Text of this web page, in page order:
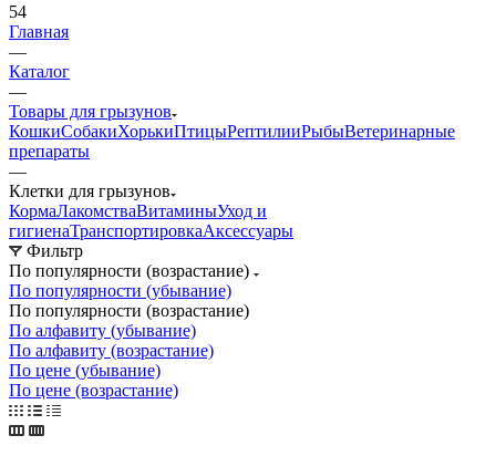
54
Главная
—
Каталог
—
Товары для грызунов
КошкиСобакиХорькиПтицыРептилииРыбыВетеринарные
препараты
—
Клетки для грызунов
КормаЛакомстваВитаминыУход и
гигиенаТранспортировкаАксессуары
Фильтр
По популярности (возрастание)
По популярности (убывание)
По популярности (возрастание)
По алфавиту (убывание)
По алфавиту (возрастание)
По цене (убывание)
По цене (возрастание)